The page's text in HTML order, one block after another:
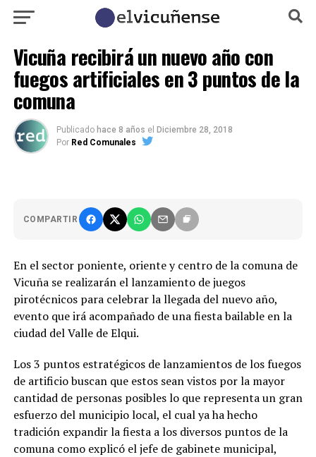
Vicuña recibirá un nuevo año con
fuegos artificiales en 3 puntos de la
comuna
Publicado hace 8 años el Diciembre 28, 2018
Por Red Comunales
COMPARTIR
En el sector poniente, oriente y centro de la comuna de
Vicuña se realizarán el lanzamiento de juegos
pirotécnicos para celebrar la llegada del nuevo año,
evento que irá acompañado de una fiesta bailable en la
ciudad del Valle de Elqui.
Los 3 puntos estratégicos de lanzamientos de los fuegos
de artificio buscan que estos sean vistos por la mayor
cantidad de personas posibles lo que representa un gran
esfuerzo del municipio local, el cual ya ha hecho
tradición expandir la fiesta a los diversos puntos de la
comuna como explicó el jefe de gabinete municipal,